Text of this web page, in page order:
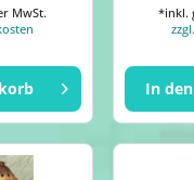
MwSt.
*inkl.
In den